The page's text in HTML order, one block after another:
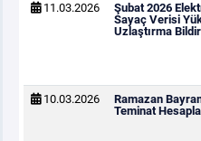
11.03.2026
Şubat 2026
Sayaç Verisi
Uzlaştırma
10.03.2026
Ramazan
Teminat